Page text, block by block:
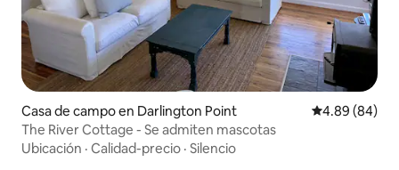
Casa de campo en Darlington Point Calificación
4.89 (84)
The River Cottage - Se admiten mascotas
Ubicación · Calidad-precio · Silencio